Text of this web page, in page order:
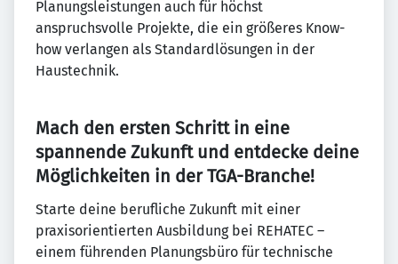
Planungsleistungen auch für höchst
anspruchsvolle Projekte, die ein größeres Know-
how verlangen als Standardlösungen in der
Haustechnik.
Mach den ersten Schritt in eine
spannende Zukunft und entdecke deine
Möglichkeiten in der TGA-Branche!
Starte deine berufliche Zukunft mit einer
praxisorientierten Ausbildung bei REHATEC –
einem führenden Planungsbüro für technische